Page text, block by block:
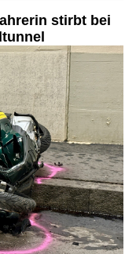
stirbt bei